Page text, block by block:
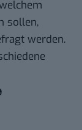
sollen,
werden.